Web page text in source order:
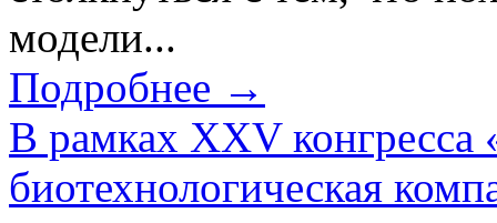
модели...
Подробнее →
В рамках XXV конгресса
биотехнологическая